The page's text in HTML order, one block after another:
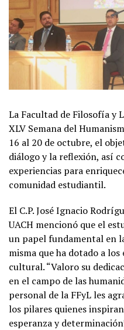
La Facultad de Filosofía y
XLV Semana del
16 al 20 de octubre, el
diálogo y la reflexión, así
experiencias para
comunidad estudiantil.
El C.P. José Ignacio
UACH mencionó que el
un papel fundamental en
misma que ha dotado a
cultural. “Valoro su
en el campo de las
personal de la FFyL les
los pilares quienes
esperanza y